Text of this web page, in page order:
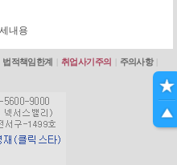
내용
법적책임한계 취업사기주의 주의사항